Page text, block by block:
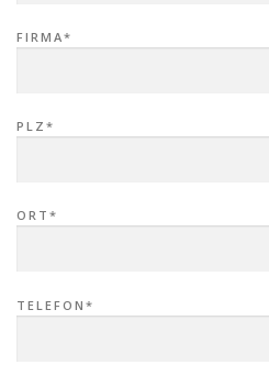
FIRMA*
PLZ*
ORT*
TELEFON*